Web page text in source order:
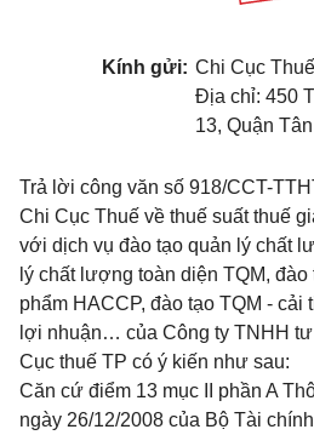
Kính gửi: Chi Cục
Địa chỉ: 450
13, Quận
Trả lời công văn số 918/CCT-
Chi Cục Thuế về thuế suất thuế
với dịch vụ đào tạo quản lý chất
lý chất lượng toàn diện TQM,
phẩm HACCP, đào tạo TQM - cải
lợi nhuận… của Công ty TNHH
Cục thuế TP có ý kiến như sau:
Căn cứ điểm 13 mục II phần A
ngày 26/12/2008 của Bộ Tài